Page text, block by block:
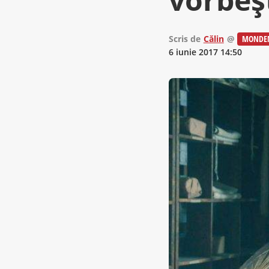
Scris de Călin @
6 iunie 2017 14:50